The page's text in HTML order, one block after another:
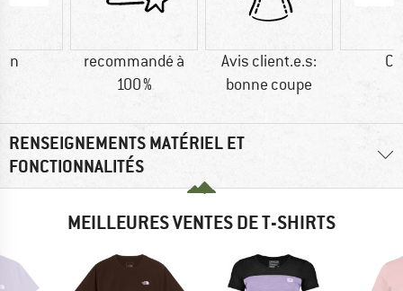
recommandé à
100 %
Avis client.e.s:
bonne coupe
RENSEIGNEMENTS MATÉRIEL ET
FONCTIONNALITÉS
MEILLEURES VENTES DE T-SHIRTS